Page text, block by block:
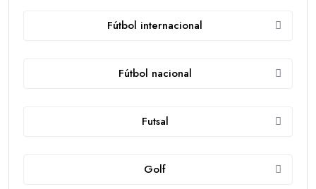
Fútbol internacional
Fútbol nacional
Futsal
Golf